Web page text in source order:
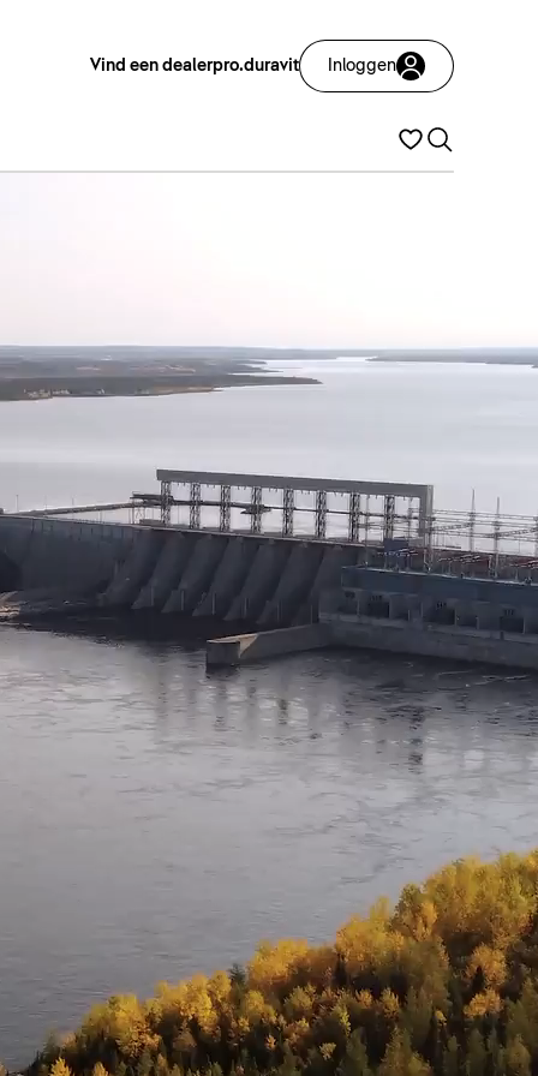
Vind een dealerpro.duravit Inloggen